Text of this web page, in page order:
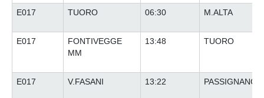
E017 TUORO 06:30 M.ALTA
E017
FONTIVEGGE
MM
13:48 TUORO
E017 V.FASANI 13:22 PASSIGNANO